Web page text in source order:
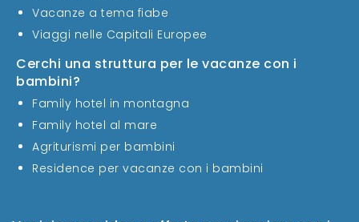
Vacanze a tema fiabe
Viaggi nelle Capitali Europee
Cerchi una struttura per le vacanze con i
bambini?
Family hotel in montagna
Family hotel al mare
Agriturismi per bambini
Residence per vacanze con i bambini